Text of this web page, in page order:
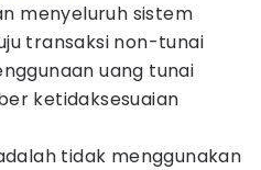
menyeluruh sistem
transaksi non-tunai
uang tunai
ketidaksesuaian
tidak menggunakan